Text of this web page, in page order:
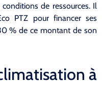
de ressources. Il
PTZ pour financer ses
% de ce montant de son
à